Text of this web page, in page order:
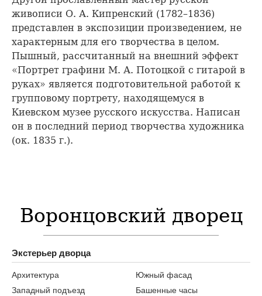
живописи О. А. Кипренский (1782–1836)
представлен в экспозиции произведением, не
характерным для его творчества в целом.
Пышный, рассчитанный на внешний эффект
«Портрет графини М. А. Потоцкой с гитарой в
руках» является подготовительной работой к
групповому портрету, находящемуся в
Киевском музее русского искусства. Написан
он в последний период творчества художника
(ок. 1835 г.).
Воронцовский дворец
Экстерьер дворца
Архитектура
Западный подъезд
Южный фасад
Башенные часы